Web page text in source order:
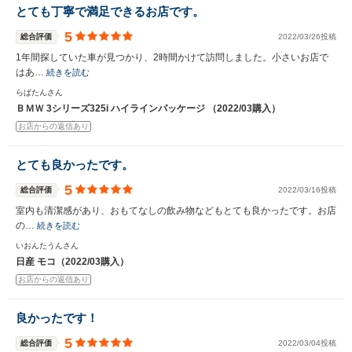
とても丁寧で満足できるお店です。
総合評価 5 2022/03/26投稿
1年間探していた車が見つかり、2時間かけて訪問しました。小さいお店で
はあ… 続きを読む
らぱたんさん
ＢＭＷ 3シリーズ325i ハイラインパッケージ （2022/03購入）
お店からの返信あり
とても良かったです。
総合評価 5 2022/03/16投稿
室内も清潔感があり、おもてなしの飲み物などもとても良かったです。お店
の… 続きを読む
いおんたうんさん
日産 モコ（2022/03購入）
お店からの返信あり
良かったです！
総合評価 5 2022/03/04投稿